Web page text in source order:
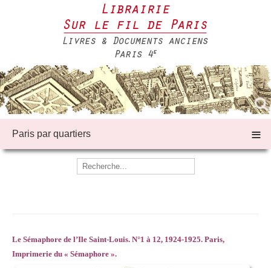
Paris par quartiers ≡
Le Sémaphore de l’Ile Saint-Louis. N°1 à 12, 1924-1925. Paris,
Imprimerie du « Sémaphore ».